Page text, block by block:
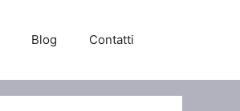
Blog Contatti